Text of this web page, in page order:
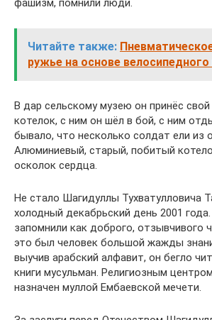
Читайте также:
ружье на основе велосипедного
В дар сельскому музею он принёс
котелок, с ним он шёл в бой, с ним
бывало, что несколько солдат ели из
Алюминиевый, старый, побитый
осколок сердца.
Не стало Шагидуллы Тухватулловича
холодный декабрьский день 2001
запомнили как доброго, отзывчивого
это был человек большой жажды
выучив арабский алфавит, он бегло
книги мусульман. Религиозным
назначен муллой Ембаевской мечети.